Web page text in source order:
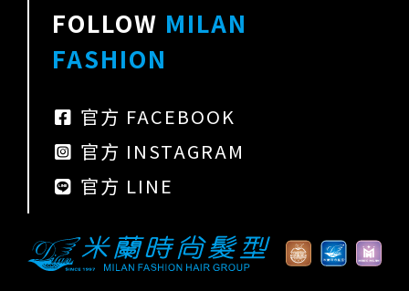
FOLLOW MILAN
FASHION
官方 FACEBOOK
官方 INSTAGRAM
官方 LINE